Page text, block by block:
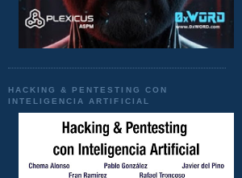
HACKING & PENTESTING CON
INTELIGENCIA ARTIFICIAL